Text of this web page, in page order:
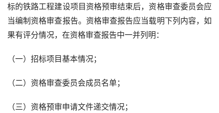
标的铁路工程建设项目资格预审结束后，资格审查委员会应
当编制资格审查报告。资格审查报告应当载明下列内容，如
果有评分情况，在资格审查报告中一并列明：
（一）招标项目基本情况；
（二）资格审查委员会成员名单；
（三）资格预审申请文件递交情况；